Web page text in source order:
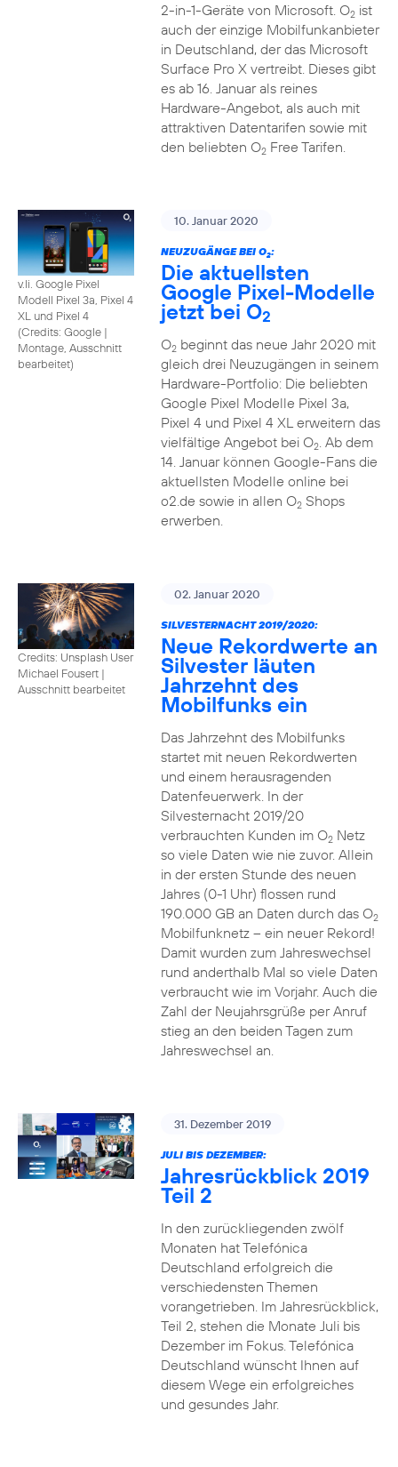
2-in-1-Geräte von Microsoft. O2ist
auch der einzige Mobilfunkanbieter
in Deutschland, der das Microsoft
Surface Pro X vertreibt. Dieses gibt
es ab 16. Januar als reines
Hardware-Angebot, als auch mit
attraktiven Datentarifen sowie mit
den beliebten O2Free Tarifen.
v.li. Google Pixel
Modell Pixel 3a, Pixel 4
XL und Pixel 4
(Credits: Google |
Montage, Ausschnitt
bearbeitet)
10. Januar 2020
NEUZUGÄNGE BEI O2:
Die aktuellsten
Google Pixel-Modelle
jetzt bei O2
O2beginnt das neue Jahr 2020 mit
gleich drei Neuzugängen in seinem
Hardware-Portfolio: Die beliebten
Google Pixel Modelle Pixel 3a,
Pixel 4 und Pixel 4 XL erweitern das
vielfältige Angebot bei O2. Ab dem
14. Januar können Google-Fans die
aktuellsten Modelle online bei
o2.de sowie in allen O2Shops
erwerben.
Credits: Unsplash User
Michael Fousert |
Ausschnitt bearbeitet
02. Januar 2020
SILVESTERNACHT 2019/2020:
Neue Rekordwerte an
Silvester läuten
Jahrzehnt des
Mobilfunks ein
Das Jahrzehnt des Mobilfunks
startet mit neuen Rekordwerten
und einem herausragenden
Datenfeuerwerk. In der
Silvesternacht 2019/20
verbrauchten Kunden im O2Netz
so viele Daten wie nie zuvor. Allein
in der ersten Stunde des neuen
Jahres (0-1 Uhr) flossen rund
190.000 GB an Daten durch das O2
Mobilfunknetz – ein neuer Rekord!
Damit wurden zum Jahreswechsel
rund anderthalb Mal so viele Daten
verbraucht wie im Vorjahr. Auch die
Zahl der Neujahrsgrüße per Anruf
stieg an den beiden Tagen zum
Jahreswechsel an.
31. Dezember 2019
JULI BIS DEZEMBER:
Jahresrückblick 2019
Teil 2
In den zurückliegenden zwölf
Monaten hat Telefónica
Deutschland erfolgreich die
verschiedensten Themen
vorangetrieben. Im Jahresrückblick,
Teil 2, stehen die Monate Juli bis
Dezember im Fokus. Telefónica
Deutschland wünscht Ihnen auf
diesem Wege ein erfolgreiches
und gesundes Jahr.